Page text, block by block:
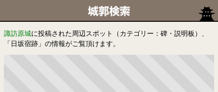
諏訪原城に投稿された周辺スポット（カテゴリー：碑・説明板）、
「日坂宿跡」の情報がご覧頂けます。